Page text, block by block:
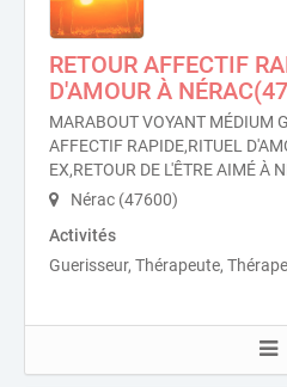
RETOUR AFFECTIF
D'AMOUR À
MARABOUT VOYANT MÉDIUM
AFFECTIF RAPIDE,RITUEL
EX,RETOUR DE L'ÊTRE AIMÉ À
Nérac (47600)
Activités
Guerisseur, Thérapeute,